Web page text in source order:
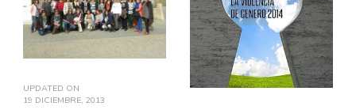
UPDATED ON
19 DICIEMBRE, 2013